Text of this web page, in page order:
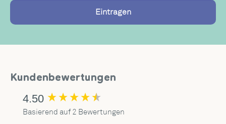
Eintragen
Kundenbewertungen
4.50
Basierend auf 2 Bewertungen
New content loaded